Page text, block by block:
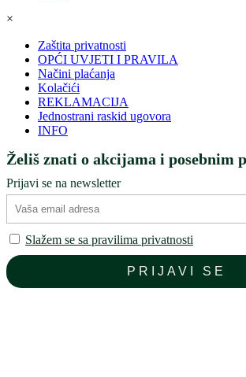
×
Zaštita privatnosti
OPĆI UVJETI I PRAVILA
Načini plaćanja
Kolačići
REKLAMACIJA
Jednostrani raskid ugovora
INFO
Želiš znati o akcijama i posebnim
Prijavi se na newsletter
Slažem se sa pravilima privatnosti